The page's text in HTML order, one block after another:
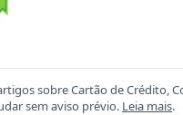
sobre Cartão de Crédito,
sem aviso prévio. Leia mais.